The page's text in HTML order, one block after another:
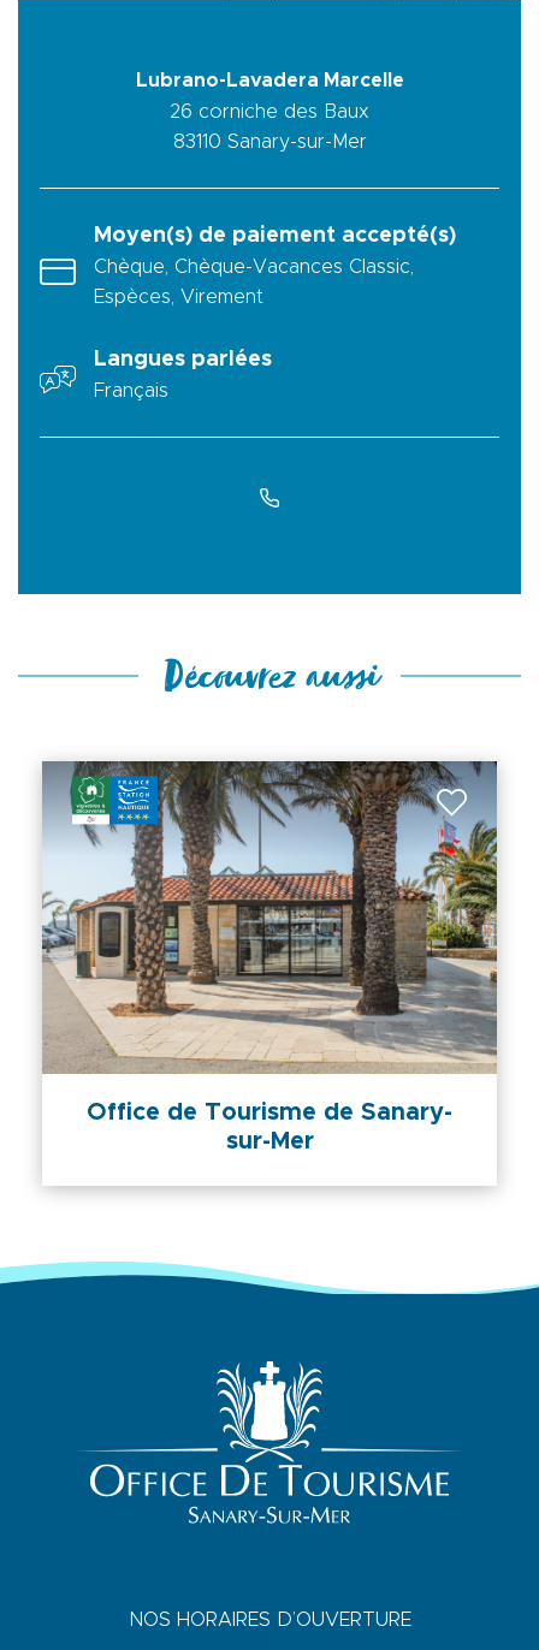
Lubrano-Lavadera Marcelle
26 corniche des Baux
83110 Sanary-sur-Mer
Moyen(s) de paiement accepté(s)
Chèque, Chèque-Vacances Classic,
Espèces, Virement
Langues parlées
Français
Découvrez aussi
Office de Tourisme de Sanary-
sur-Mer
NOS HORAIRES D’OUVERTURE